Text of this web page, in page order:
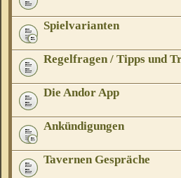
Spielvarianten
Regelfragen / Tipps und
Die Andor App
Ankündigungen
Tavernen Gespräche